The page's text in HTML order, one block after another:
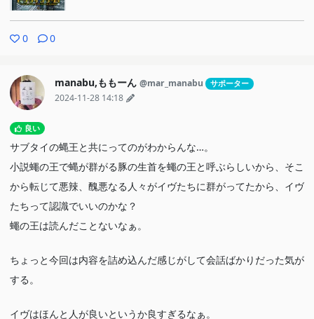
まぁ彼女らがヨリヌキ使ってたわけじゃないもんな。
言うにもちょっと違うなぁって感じ。
任天堂やソニーは断られたって当たり前だろ！w
でもわかっててもこっちが知らない事情もあるだろうし、とりあえ
ずチャレンジしてみるってのはすごい…できないんだよなぁ。そう
いうので運を掴むこともありそうなのよ。
今度のゲーム会社の人たちはゲームに愛を持っていそう。これまた
家賃300万で従業員が倍以上に増えて…凜々社長気疲れで死んでし
まう！w
0 0
manabu,ももーん @mar_manabu サポーター
2024-11-28 14:18
良い
サブタイの蝿王と共にってのがわからんな…。
小説蠅の王で蝿が群がる豚の生首を蠅の王と呼ぶらしいから、そこ
から転じて悪辣、醜悪なる人々がイヴたちに群がってたから、イヴ
たちって認識でいいのかな？
蠅の王は読んだことないなぁ。
ちょっと今回は内容を詰め込んだ感じがして会話ばかりだった気が
する。
イヴはほんと人が良いというか良すぎるなぁ。